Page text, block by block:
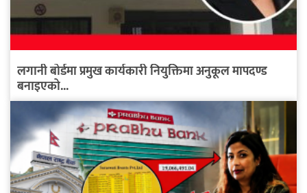
लगानी बोर्डमा प्रमुख कार्यकारी नियुक्तिमा अनुकूल मापदण्ड
बनाइएको...